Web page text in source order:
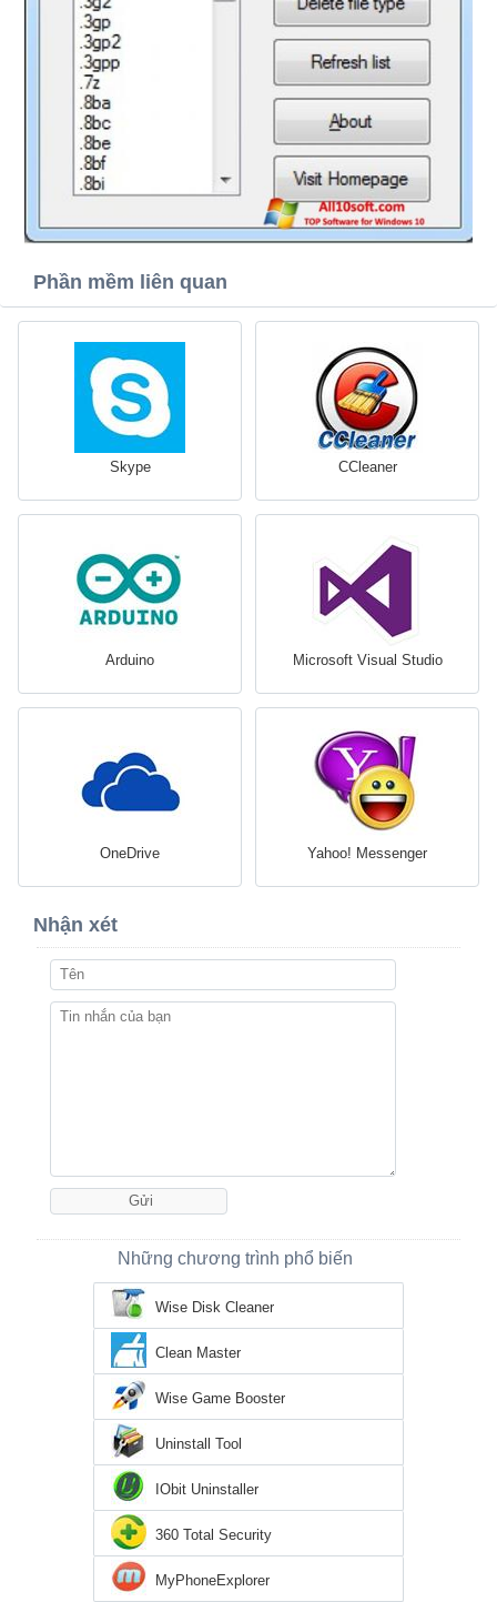
Phần mềm liên quan
Skype CCleaner
Arduino Microsoft Visual Studio
OneDrive Yahoo! Messenger
Nhận xét
Những chương trình phổ biến
Wise Disk Cleaner
Clean Master
Wise Game Booster
Uninstall Tool
IObit Uninstaller
360 Total Security
MyPhoneExplorer